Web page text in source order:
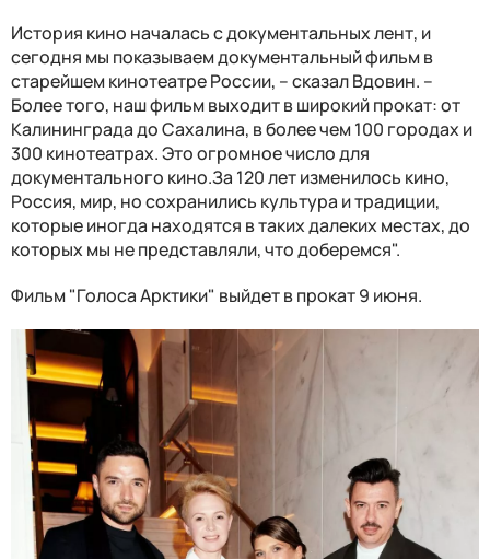
История кино началась с документальных лент, и
сегодня мы показываем документальный фильм в
старейшем кинотеатре России, – сказал Вдовин. –
Более того, наш фильм выходит в широкий прокат: от
Калининграда до Сахалина, в более чем 100 городах и
300 кинотеатрах. Это огромное число для
документального кино.За 120 лет изменилось кино,
Россия, мир, но сохранились культура и традиции,
которые иногда находятся в таких далеких местах, до
которых мы не представляли, что доберемся".
Фильм "Голоса Арктики" выйдет в прокат 9 июня.